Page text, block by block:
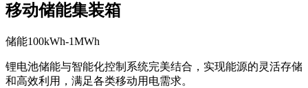
移动储能集装箱
储能100kWh-1MWh
锂电池储能与智能化控制系统完美结合，实现能源的灵活存储
和高效利用，满足各类移动用电需求。